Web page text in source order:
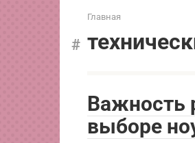
Главная
Важность
выборе